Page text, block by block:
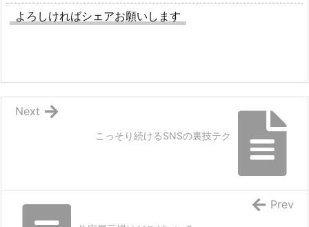
よろしければシェアお願いします
こっそり続けるSNSの裏技テク
Next
Prev